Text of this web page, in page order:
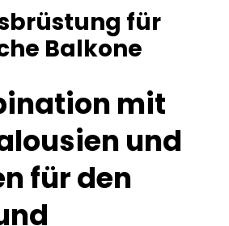
für
Balkone
mit
und
für den